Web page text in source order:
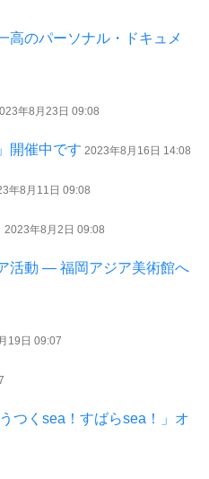
のパーソナル・ドキュメ
年8月23日 09:08
開催中です 2023年8月16日 14:08
年8月11日 09:08
2023年8月2日 09:08
活動 ― 福岡アジア美術館へ
19日 09:07
つくsea！すばらsea！」オ